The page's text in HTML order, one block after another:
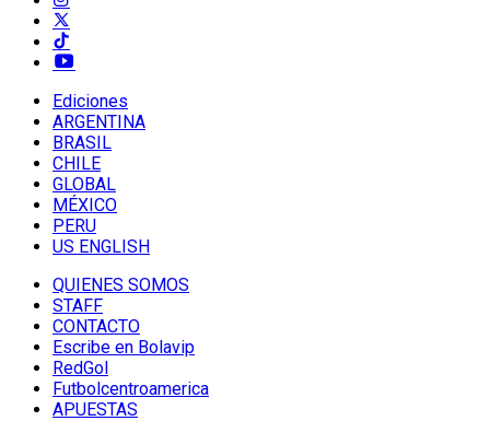
Ediciones
ARGENTINA
BRASIL
CHILE
GLOBAL
MÉXICO
PERU
US ENGLISH
QUIENES SOMOS
STAFF
CONTACTO
Escribe en Bolavip
RedGol
Futbolcentroamerica
APUESTAS